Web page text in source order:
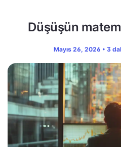
Düşüşün
Mayıs 26, 2026 • 3